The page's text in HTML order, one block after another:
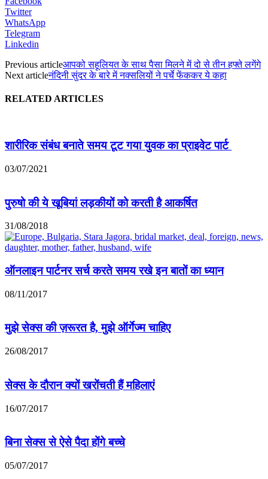
Twitter
WhatsApp
Telegram
Linkedin
Previous articleआपको सहूलियत के साथ पैसा मिलने में दो से तीन हफ्ते लगेंगे
Next articleनंदिनी सुंदर के बारे में नक्सलियों ने पर्चे फेंककर ये कहा
RELATED ARTICLES
शारीरिक संबंध बनाते समय टूट गया युवक का प्राइवेट पार्ट
03/07/2021
पुरुषो की ये खूबियां लड़कीयों को करती है आकर्षित
31/08/2018
ऑनलाइन पार्टनर सर्च करते समय रखे इन बातों का ध्यान
08/11/2017
मुझे सेक्स की ज़रूरत है, मुझे ऑर्गेज्म चाहिए
26/08/2017
सेक्स के दौरान क्यों खरोंचती हैं महिलाएं
16/07/2017
बिना सेक्स से ऐसे पैदा होंगे बच्चे
05/07/2017